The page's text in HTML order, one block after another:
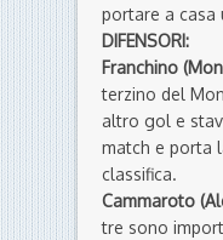
portare a casa
DIFENSORI:
Franchino
terzino del
altro gol e
match e porta
classifica.
Cammaroto
tre sono